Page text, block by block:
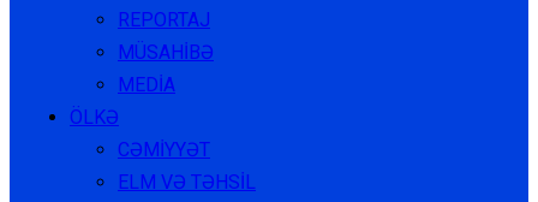
REPORTAJ
MÜSAHİBƏ
MEDİA
ÖLKƏ
CƏMİYYƏT
ELM VƏ TƏHSİL